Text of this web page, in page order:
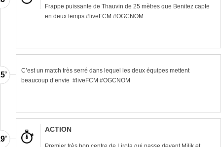
Frappe puissante de Thauvin de 25 mètres que Benitez capte
en deux temps #liveFCM #OGCNOM
C’est un match très serré dans lequel les deux équipes mettent
beaucoup d’envie #liveFCM #OGCNOM
ACTION